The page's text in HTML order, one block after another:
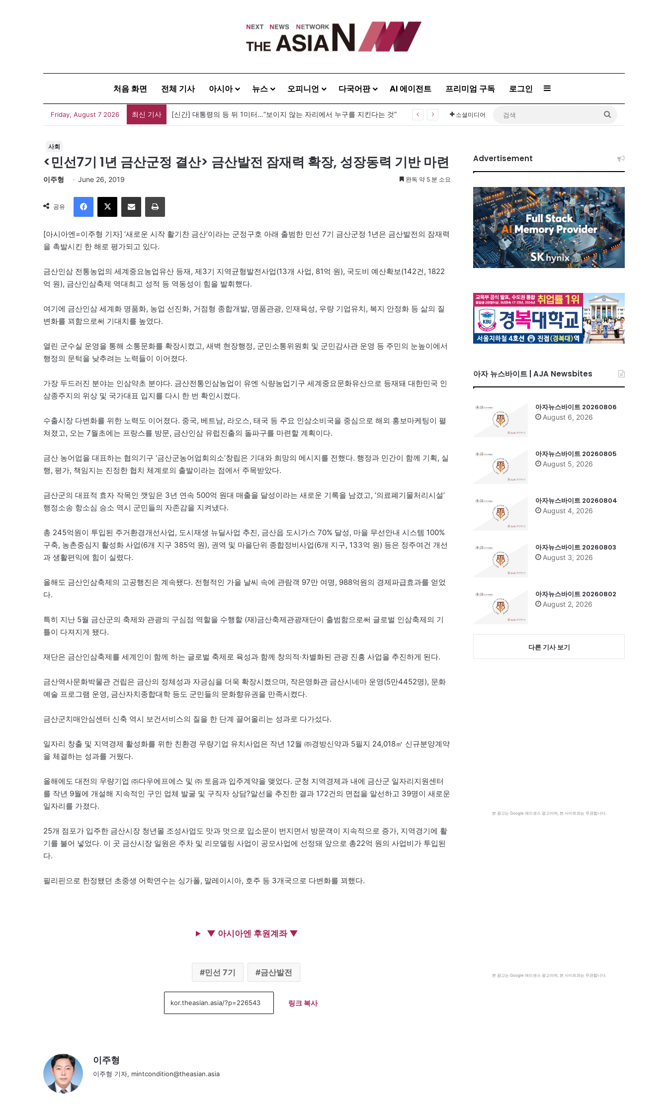
처음 화면 전체 기사 아시아 뉴스 오피니언 다국어판 AI 에이전트 프리미엄 구독 로그인 Sidebar
Friday, August 7 2026 최신 기사 [신간] 대통령의 등 뒤 1미터…“보이지 않는 자리에서 누구를 지킨다는 것” 소셜미디어
사회
<민선7기 1년 금산군정 결산> 금산발전 잠재력 확장, 성장동력 기반 마련
이주형 June 26, 2019 완독 약 5 분 소요
공유
이메일
[아시아엔=이주형 기자] ‘새로운 시작 활기찬 금산’이라는 군정구호 아래 출범한 민선 7기 금산군정 1년은 금산발전의 잠재력
을 촉발시킨 한 해로 평가되고 있다.
금산인삼 전통농업의 세계중요농업유산 등재, 제3기 지역균형발전사업(13개 사업, 81억 원), 국도비 예산확보(142건, 1822
억 원), 금산인삼축제 역대최고 성적 등 역동성이 힘을 발휘했다.
여기에 금산인삼 세계화 명품화, 농업 선진화, 거점형 종합개발, 명품관광, 인재육성, 우량 기업유치, 복지 안정화 등 삶의 질
변화를 꾀함으로써 기대치를 높였다.
열린 군수실 운영을 통해 소통문화를 확장시켰고, 새벽 현장행정, 군민소통위원회 및 군민감사관 운영 등 주민의 눈높이에서
행정의 문턱을 낮추려는 노력들이 이어졌다.
가장 두드러진 분야는 인삼약초 분야다. 금산전통인삼농업이 유엔 식량농업기구 세계중요문화유산으로 등재돼 대한민국 인
삼종주지의 위상 및 국가대표 입지를 다시 한 번 확인시켰다.
수출시장 다변화를 위한 노력도 이어졌다. 중국, 베트남, 라오스, 태국 등 주요 인삼소비국을 중심으로 해외 홍보마케팅이 펼
쳐졌고, 오는 7월초에는 프랑스를 방문, 금산인삼 유럽진출의 돌파구를 마련할 계획이다.
금산 농어업을 대표하는 협의기구 ‘금산군농어업회의소’창립은 기대와 희망의 메시지를 전했다. 행정과 민간이 함께 기획, 실
행, 평가, 책임지는 진정한 협치 체계로의 출발이라는 점에서 주목받았다.
금산군의 대표적 효자 작목인 깻잎은 3년 연속 500억 원대 매출을 달성이라는 새로운 기록을 남겼고, ‘의료폐기물처리시설’
행정소송 항소심 승소 역시 군민들의 자존감을 지켜냈다.
총 245억원이 투입된 주거환경개선사업, 도시재생 뉴딜사업 추진, 금산읍 도시가스 70% 달성, 마을 무선안내 시스템 100%
구축, 농촌중심지 활성화 사업(6개 지구 385억 원), 권역 및 마을단위 종합정비사업(6개 지구, 133억 원) 등은 정주여건 개선
과 생활편익에 힘이 실렸다.
올해도 금산인삼축제의 고공행진은 계속됐다. 전형적인 가을 날씨 속에 관람객 97만 여명, 988억원의 경제파급효과를 얻었
다.
특히 지난 5월 금산군의 축제와 관광의 구심점 역할을 수행할 (재)금산축제관광재단이 출범함으로써 글로벌 인삼축제의 기
틀이 다져지게 됐다.
재단은 금산인삼축제를 세계인이 함께 하는 글로벌 축제로 육성과 함께 창의적·차별화된 관광 진흥 사업을 추진하게 된다.
금산역사문화박물관 건립은 금산의 정체성과 자긍심을 더욱 확장시켰으며, 작은영화관 금산시네마 운영(5만4452명), 문화
예술 프로그램 운영, 금산자치종합대학 등도 군민들의 문화향유권을 만족시켰다.
금산군치매안심센터 신축 역시 보건서비스의 질을 한 단계 끌어올리는 성과로 다가섰다.
일자리 창출 및 지역경제 활성화를 위한 친환경 우량기업 유치사업은 작년 12월 ㈜경방신약과 5필지 24,018㎡ 신규분양계약
을 체결하는 성과를 거뒀다.
올해에도 대전의 우량기업 ㈜다우에프에스 및 ㈜ 토음과 입주계약을 맺었다. 군청 지역경제과 내에 금산군 일자리지원센터
를 작년 9월에 개설해 지속적인 구인 업체 발굴 및 구직자 상담?알선을 추진한 결과 172건의 면접을 알선하고 39명이 새로운
일자리를 가졌다.
25개 점포가 입주한 금산시장 청년몰 조성사업도 맛과 멋으로 입소문이 번지면서 방문객이 지속적으로 증가, 지역경기에 활
기를 불어 넣었다. 이 곳 금산시장 일원은 주차 및 리모델링 사업이 공모사업에 선정돼 앞으로 총22억 원의 사업비가 투입된
다.
필리핀으로 한정됐던 초중생 어학연수는 싱가폴, 말레이시아, 호주 등 3개국으로 다변화를 꾀했다.
▼ 아시아엔 후원계좌 ▼
민선 7기 금산발전
링크 복사
이주형
이주형 기자, mintcondition@theasian.asia
Advertisement
아자 뉴스바이트 | AJA Newsbites
아자뉴스바이트 20260806
August 6, 2026
아자뉴스바이트 20260805
August 5, 2026
아자뉴스바이트 20260804
August 4, 2026
아자뉴스바이트 20260803
August 3, 2026
아자뉴스바이트 20260802
August 2, 2026
다른 기사 보기
본 광고는 Google 애드센스 광고이며, 본 사이트와는 무관합니다.
본 광고는 Google 애드센스 광고이며, 본 사이트와는 무관합니다.